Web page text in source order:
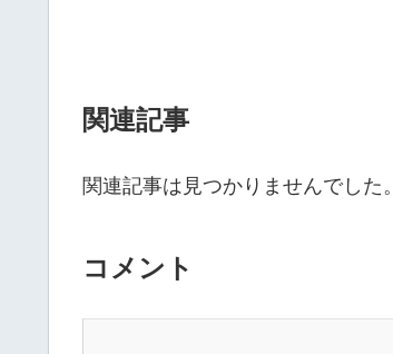
関連記事
関連記事は見つかりませんでした。
コメント